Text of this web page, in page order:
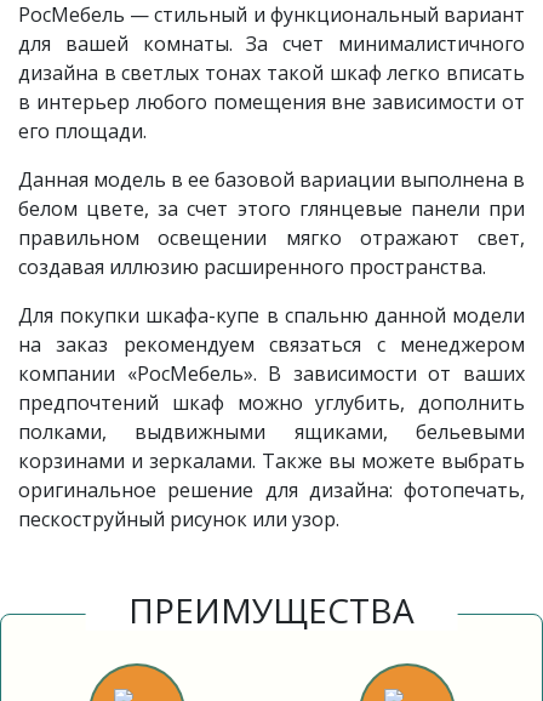
РосМебель — стильный и функциональный вариант
для вашей комнаты. За счет минималистичного
дизайна в светлых тонах такой шкаф легко вписать
в интерьер любого помещения вне зависимости от
его площади.
Данная модель в ее базовой вариации выполнена в
белом цвете, за счет этого глянцевые панели при
правильном освещении мягко отражают свет,
создавая иллюзию расширенного пространства.
Для покупки шкафа-купе в спальню данной модели
на заказ рекомендуем связаться с менеджером
компании «РосМебель». В зависимости от ваших
предпочтений шкаф можно углубить, дополнить
полками, выдвижными ящиками, бельевыми
корзинами и зеркалами. Также вы можете выбрать
оригинальное решение для дизайна: фотопечать,
пескоструйный рисунок или узор.
ПРЕИМУЩЕСТВА